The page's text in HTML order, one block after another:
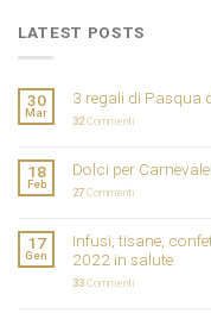
LATEST POSTS
30
Mar
3 regali di Pasqua
32Commenti
18
Feb
Dolci per
27Commenti
17
Gen
Infusi, tisane,
2022 in salute
33Commenti